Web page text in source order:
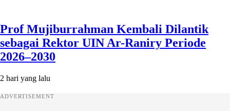
Prof Mujiburrahman Kembali Dilantik
sebagai Rektor UIN Ar-Raniry Periode
2026–2030
2 hari yang lalu
ADVERTISEMENT